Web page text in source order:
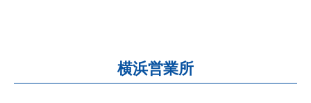
横浜営業所